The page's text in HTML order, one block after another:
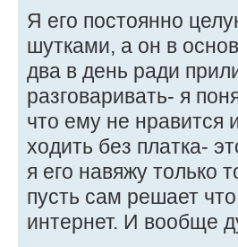
Я его постоянно
шутками, а он в
два в день ради
разговаривать- я
что ему не нравится
ходить без платка-
я его навяжу только
пусть сам решает
интернет. И вообще